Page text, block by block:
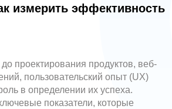
измерить эффективность
до проектирования продуктов, веб-
пользовательский опыт (UX)
в определении их успеха.
показатели, которые